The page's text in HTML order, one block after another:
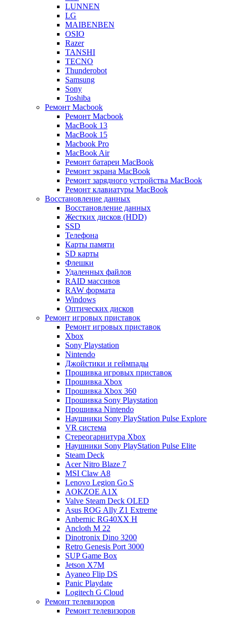
LUNNEN
LG
MAIBENBEN
OSIO
Razer
TANSHI
TECNO
Thunderobot
Samsung
Sony
Toshiba
Ремонт Macbook
Ремонт Macbook
MacBook 13
MacBook 15
Macbook Pro
MacBook Air
Ремонт батареи MacBook
Ремонт экрана MacBook
Ремонт зарядного устройства MacBook
Ремонт клавиатуры MacBook
Восстановление данных
Восстановление данных
Жестких дисков (HDD)
SSD
Телефона
Карты памяти
SD карты
Флешки
Удаленных файлов
RAID массивов
RAW формата
Windows
Оптических дисков
Ремонт игровых приставок
Ремонт игровых приставок
Xbox
Sony Playstation
Nintendo
Джойстики и геймпады
Прошивка игровых приставок
Прошивка Xbox
Прошивка Xbox 360
Прошивка Sony Playstation
Прошивка Nintendo
Наушники Sony PlayStation Pulse Explore
VR система
Стереогарнитура Xbox
Наушники Sony PlayStation Pulse Elite
Steam Deck
Acer Nitro Blaze 7
MSI Claw A8
Lenovo Legion Go S
AOKZOE A1X
Valve Steam Deck OLED
Asus ROG Ally Z1 Extreme
Anbernic RG40XX H
Ancloth М 22
Dinotronix Dino 3200
Retro Genesis Port 3000
SUP Game Box
Jetson X7M
Ayaneo Flip DS
Panic Playdate
Logitech G Cloud
Ремонт телевизоров
Ремонт телевизоров